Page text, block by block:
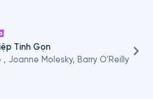
Tinh Gọn
, Joanne Molesky, Barry O'Reilly